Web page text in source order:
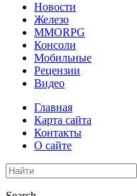
Новости
Железо
MMORPG
Консоли
Мобильные
Рецензии
Видео
Главная
Карта сайта
Контакты
О сайте